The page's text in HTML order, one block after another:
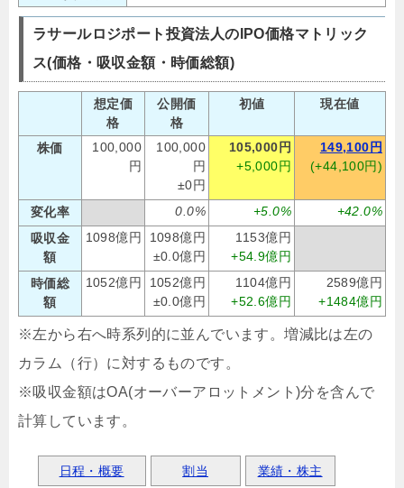
ラサールロジポート投資法人のIPO価格マトリック
ス(価格・吸収金額・時価総額)
想定価
格
公開価
格
初値 現在値
株価
100,000
円
100,000
円
±0円
105,000円
+5,000円
149,100円
(+44,100円)
変化率 0.0% +5.0%
+42.0%
吸収金
額
1098億円
1098億円
±0.0億円
1153億円
+54.9億円
時価総
額
1052億円
1052億円
±0.0億円
1104億円
+52.6億円
2589億円
+1484億円
※左から右へ時系列的に並んでいます。増減比は左の
カラム（行）に対するものです。
※吸収金額はOA(オーバーアロットメント)分を含んで
計算しています。
日程・概要 割当 業績・株主